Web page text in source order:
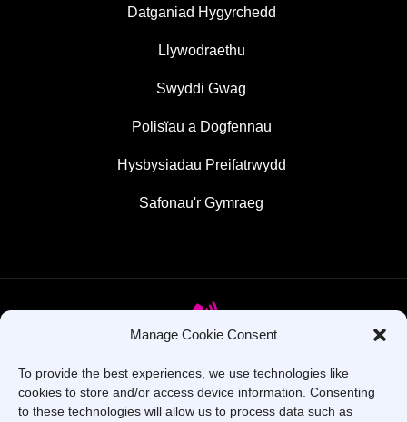
Manage Cookie Consent
To provide the best experiences, we use technologies like
cookies to store and/or access device information. Consenting
to these technologies will allow us to process data such as
Datganiad Hygyrchedd
Llywodraethu
Swyddi Gwag
Polisïau a Dogfennau
Hysbysiadau Preifatrwydd
Safonau'r Gymraeg
Oes gennych chi gwestiynau? Ffoniwch ni!